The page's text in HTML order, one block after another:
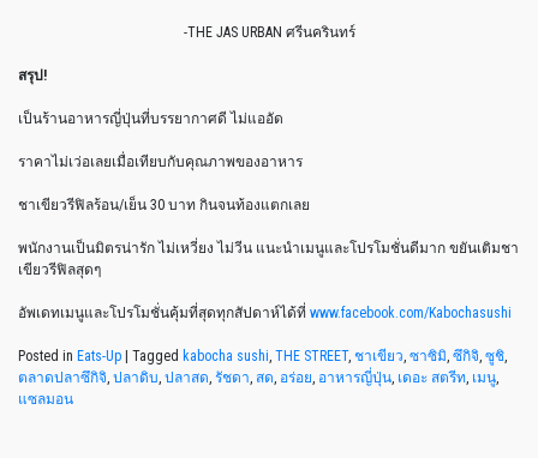
-THE JAS URBAN ศรีนครินทร์
สรุป!
เป็นร้านอาหารญี่ปุ่นที่บรรยากาศดี ไม่แออัด
ราคาไม่เว่อเลยเมื่อเทียบกับคุณภาพของอาหาร
ชาเขียวรีฟิลร้อน/เย็น 30 บาท กินจนท้องแตกเลย
พนักงานเป็นมิตรน่ารัก ไม่เหวี่ยง ไม่วีน แนะนำเมนูและโปรโมชั่นดีมาก ขยันเติมชา
เขียวรีฟิลสุดๆ
อัพเดทเมนูและโปรโมชั่นคุ้มที่สุดทุกสัปดาห์ได้ที่ www.facebook.com/Kabochasushi
Posted in Eats-Up Tagged kabocha sushi, THE STREET, ชาเขียว, ซาซิมิ, ซึกิจิ, ซูชิ,
ตลาดปลาซึกิจิ, ปลาดิบ, ปลาสด, รัชดา, สด, อร่อย, อาหารญี่ปุ่น, เดอะ สตรีท, เมนู,
แซลมอน